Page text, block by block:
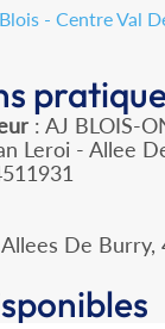
- Centre Val
: AJ BLOIS-
Leroi - Allee
De Burry,